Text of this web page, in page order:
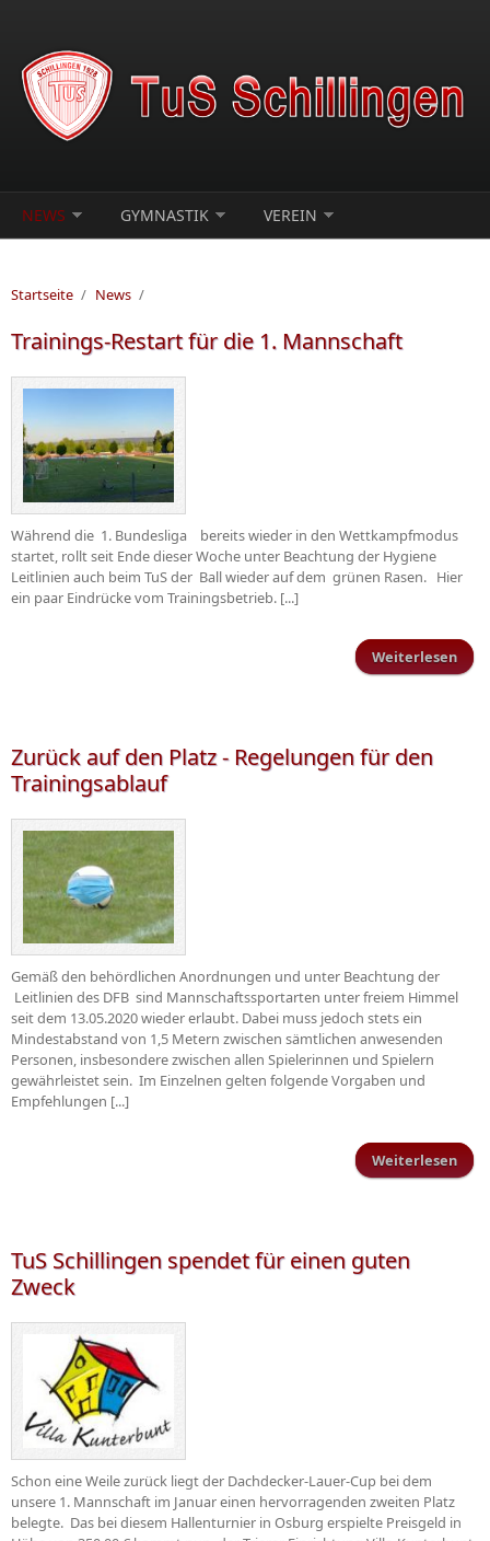
NEWS GYMNASTIK VEREIN
Startseite / News /
Trainings-Restart für die 1. Mannschaft
Während die 1. Bundesliga bereits wieder in den Wettkampfmodus
startet, rollt seit Ende dieser Woche unter Beachtung der Hygiene
Leitlinien auch beim TuS der Ball wieder auf dem grünen Rasen. Hier
ein paar Eindrücke vom Trainingsbetrieb. [...]
Weiterlesen
Zurück auf den Platz - Regelungen für den
Trainingsablauf
Gemäß den behördlichen Anordnungen und unter Beachtung der
Leitlinien des DFB sind Mannschaftssportarten unter freiem Himmel
seit dem 13.05.2020 wieder erlaubt. Dabei muss jedoch stets ein
Mindestabstand von 1,5 Metern zwischen sämtlichen anwesenden
Personen, insbesondere zwischen allen Spielerinnen und Spielern
gewährleistet sein. Im Einzelnen gelten folgende Vorgaben und
Empfehlungen [...]
Weiterlesen
TuS Schillingen spendet für einen guten
Zweck
Schon eine Weile zurück liegt der Dachdecker-Lauer-Cup bei dem
unsere 1. Mannschaft im Januar einen hervorragenden zweiten Platz
belegte. Das bei diesem Hallenturnier in Osburg erspielte Preisgeld in